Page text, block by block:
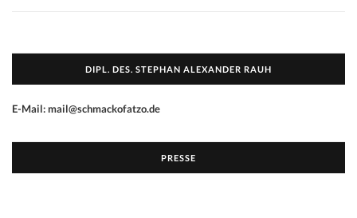
DIPL. DES. STEPHAN ALEXANDER RAUH
E-Mail: mail@schmackofatzo.de
PRESSE